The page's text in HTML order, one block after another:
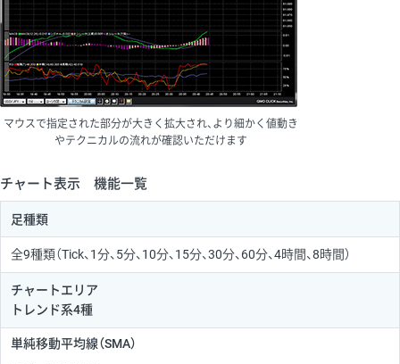
マウスで指定された部分が大きく拡大され、より細かく値動き
やテクニカルの流れが確認いただけます
チャート表示 機能一覧
足種類
全9種類（Tick、1分、5分、10分、15分、30分、60分、4時間、8時間）
チャートエリア
トレンド系4種
単純移動平均線（SMA）